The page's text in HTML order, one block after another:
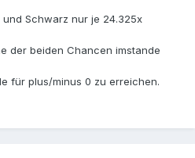
Schwarz nur je 24.325x
der beiden Chancen imstande
für plus/minus 0 zu erreichen.